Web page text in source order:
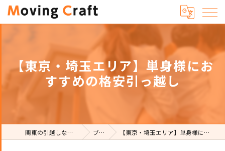
【東京・埼玉エリア】単身様にお
すすめの格安引っ越し
関東の引越しならMoving Craft ブログ 【東京・埼玉エリア】単身様におすすめの格安引っ越し